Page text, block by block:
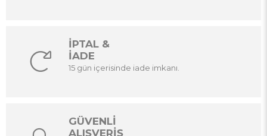
İPTAL &
İADE
15 gün içerisinde iade imkanı.
GÜVENLİ
ALIŞVERİŞ